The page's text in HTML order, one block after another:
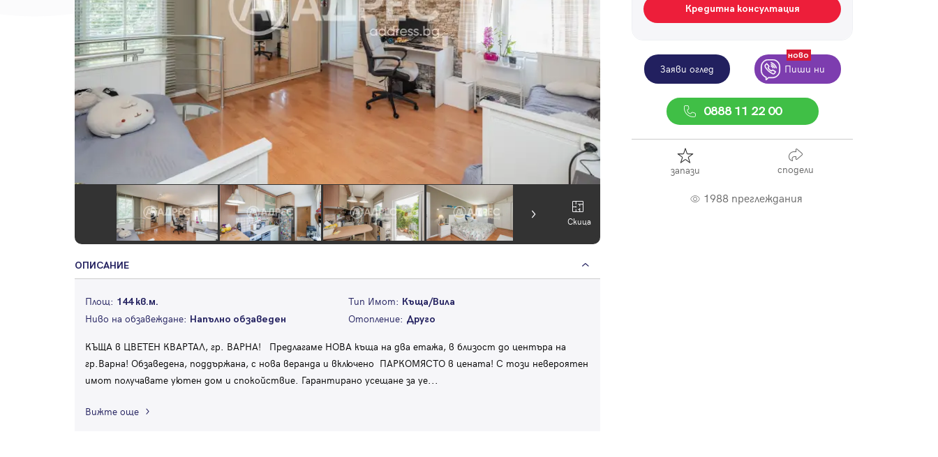
Скица
Кредитна консултация
Заяви оглед Пиши ни
ново
0888 11 22 00
запази сподели
1988 преглеждания
ОПИСАНИЕ
Площ: 144 кв.м. Тип Имот: Къща/Вила
Ниво на обзавеждане: Напълно обзаведен Отопление: Друго
КЪЩА в ЦВЕТЕН КВАРТАЛ, гр. ВАРНА! Предлагаме НОВА къща на два етажа, в близост до центъра на
гр.Варна! Обзаведена, поддържана, с нова веранда и включено ПАРКОМЯСТО в цената! С този невероятен
имот получавате уютен дом и спокойствие. Гарантирано усещане за уе...
Вижте още